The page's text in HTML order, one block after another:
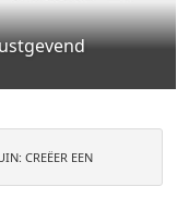
CREËER EEN